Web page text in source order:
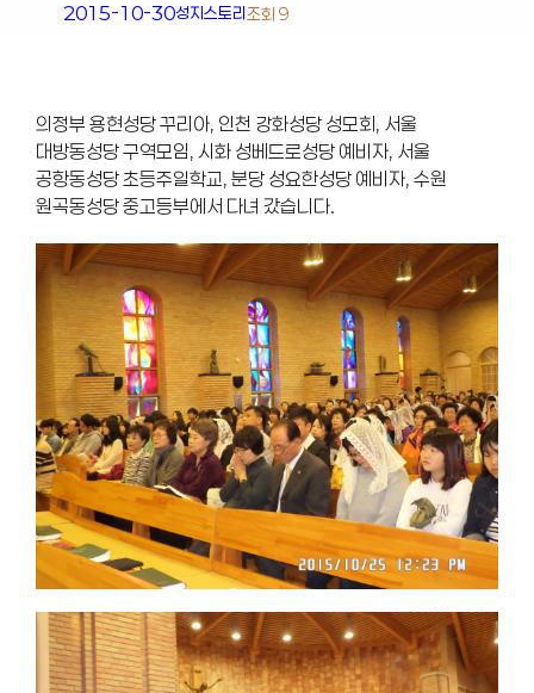
2015-10-30성지스토리조회 9
의정부 용현성당 꾸리아, 인천 강화성당 성모회, 서울
대방동성당 구역모임, 시화 성베드로성당 예비자, 서울
공항동성당 초등주일학교, 분당 성요한성당 예비자, 수원
원곡동성당 중고등부에서 다녀 갔습니다.